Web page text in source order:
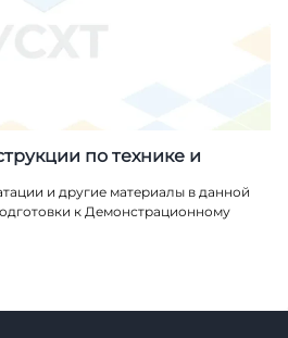
по технике и
и другие материалы в данной
к Демонстрационному